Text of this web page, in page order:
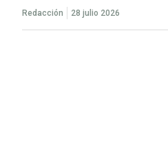
Redacción 28 julio 2026